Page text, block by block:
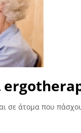
σε άτομα που